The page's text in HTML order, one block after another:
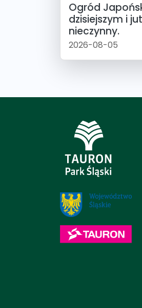
Ogród
dzisiejszym i
nieczynny.
2026-08-05